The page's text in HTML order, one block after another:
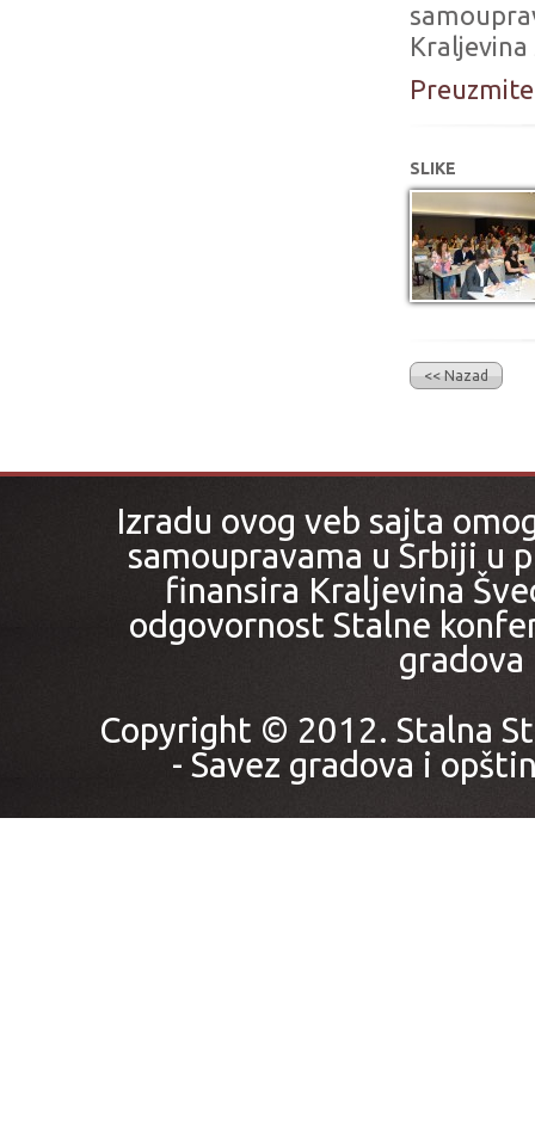
Kraljevina
SLIKE
<< Nazad
Izradu ovog veb sajta
samoupravama u Srbiji u
finansira Kraljevina
odgovornost Stalne
gradova
Copyright © 2012. Stalna
- Savez gradova i